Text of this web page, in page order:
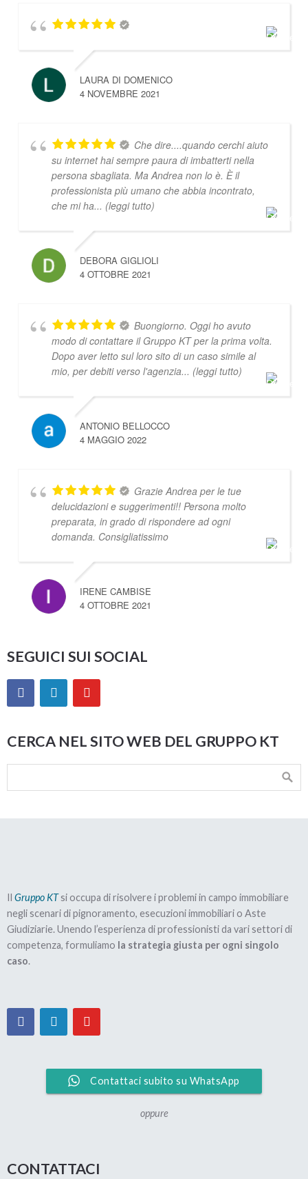
LAURA DI DOMENICO
4 NOVEMBRE 2021
Che dire....quando cerchi aiuto
su internet hai sempre paura di imbatterti nella
persona sbagliata. Ma Andrea non lo è. È il
professionista più umano che abbia incontrato,
che mi ha... (leggi tutto)
DEBORA GIGLIOLI
4 OTTOBRE 2021
Buongiorno. Oggi ho avuto
modo di contattare il Gruppo KT per la prima volta.
Dopo aver letto sul loro sito di un caso simile al
mio, per debiti verso l'agenzia... (leggi tutto)
ANTONIO BELLOCCO
4 MAGGIO 2022
Grazie Andrea per le tue
delucidazioni e suggerimenti!! Persona molto
preparata, in grado di rispondere ad ogni
domanda. Consigliatissimo
IRENE CAMBISE
4 OTTOBRE 2021
SEGUICI SUI SOCIAL
CERCA NEL SITO WEB DEL GRUPPO KT
Il Gruppo KTsi occupa di risolvere i problemi in campo immobiliare
negli scenari di pignoramento, esecuzioni immobiliari o Aste
Giudiziarie. Unendo l’esperienza di professionisti da vari settori di
competenza, formuliamo la strategia giusta per ogni singolo
caso.
Contattaci subito su WhatsApp
oppure
CONTATTACI